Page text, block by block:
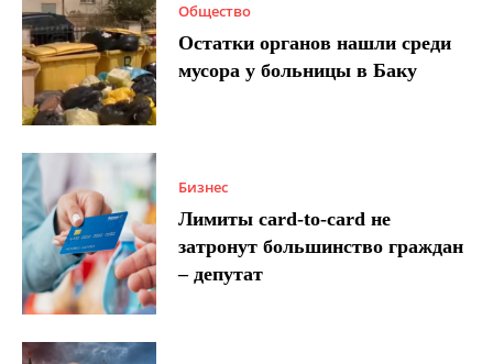
Общество
Остатки органов нашли среди
мусора у больницы в Баку
Бизнес
Лимиты card-to-card не
затронут большинство граждан
– депутат